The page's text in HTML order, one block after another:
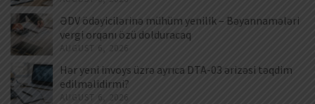
ƏDV ödəyicilərinə mühüm yenilik – Bəyannamələri
vergi orqanı özü dolduracaq
AUGUST 6, 2026
Hər yeni invoys üzrə ayrıca DTA-03 ərizəsi təqdim
edilməlidirmi?
AUGUST 6, 2026